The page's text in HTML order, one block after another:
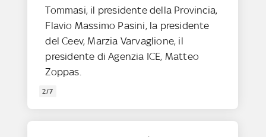
Tommasi, il presidente della Provincia,
Flavio Massimo Pasini, la presidente
del Ceev, Marzia Varvaglione, il
presidente di Agenzia ICE, Matteo
Zoppas.
2/7